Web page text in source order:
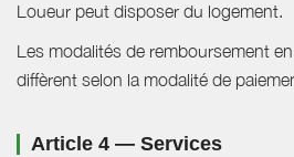
Loueur peut disposer du logement.
Les modalités de remboursement
diffèrent selon la modalité de
Article 4 — Services